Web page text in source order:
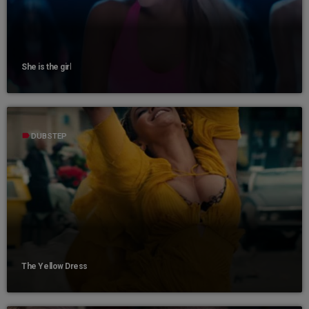
She is the girl
labelDUBSTEP
The Yellow Dress